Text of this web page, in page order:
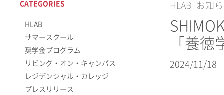
HLAB お知
「養
2024/11/18
CATEGORIES
HLAB
サマースクール
奨学金プログラム
リビング・オン・キャンパス
レジデンシャル・カレッジ
プレスリリース